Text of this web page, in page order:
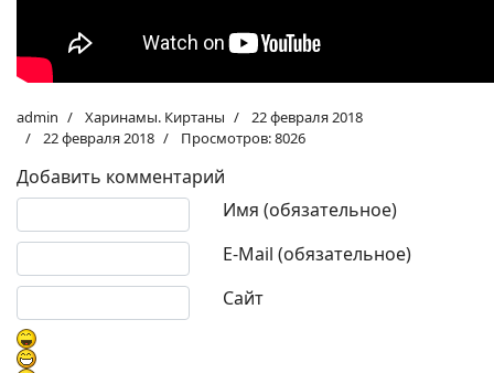
admin Харинамы. Киртаны
22 февраля 2018
22 февраля 2018
Просмотров: 8026
Добавить комментарий
Имя (обязательное)
E-Mail (обязательное)
Сайт
Текст комментария